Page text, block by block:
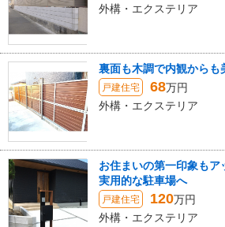
外構・エクステリア
裏面も木調で内観からも
戸建住宅 68万円
外構・エクステリア
お住まいの第一印象も
実用的な駐車場へ
戸建住宅 120万円
外構・エクステリア